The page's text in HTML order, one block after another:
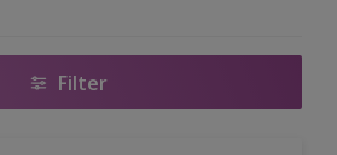
Filter